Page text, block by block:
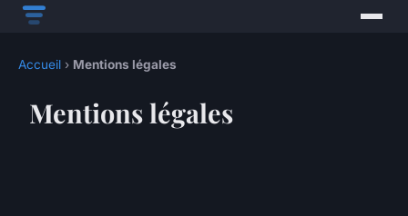
Accueil › Mentions légales
Mentions légales